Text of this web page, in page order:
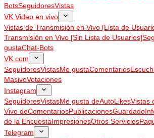
BotsSeguidoresVistas
VK Video en vivo
Vistas de Transmisión en Vivo [Lista de
Transmisión en Vivo [Sin Lista de Usuarios]
gustaChat-Bots
VK.com
SeguidoresVistasMe gustaComentarios
MasivoVotaciones
Instagram
SeguidoresVistasMe gusta deAutoLikesVistas
Vivo deComentariosPublicacionesGuardado
de la EncuestaImpresionesOtros Servicios
Telegram